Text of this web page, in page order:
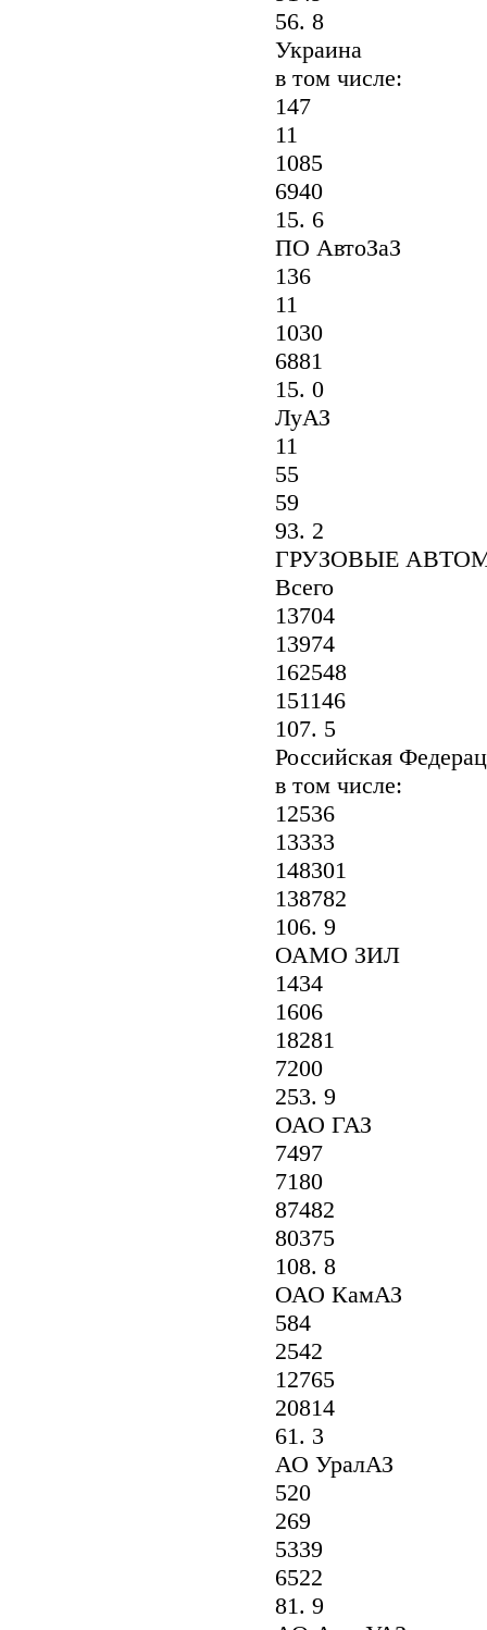
56. 8
Украина
в том числе:
147
11
1085
6940
15. 6
ПО АвтоЗаЗ
136
11
1030
6881
15. 0
ЛуАЗ
11
55
59
93. 2
ГРУЗОВЫЕ
Всего
13704
13974
162548
151146
107. 5
Российская
в том числе:
12536
13333
148301
138782
106. 9
ОАМО ЗИЛ
1434
1606
18281
7200
253. 9
ОАО ГАЗ
7497
7180
87482
80375
108. 8
ОАО КамАЗ
584
2542
12765
20814
61. 3
АО УралАЗ
520
269
5339
6522
81. 9